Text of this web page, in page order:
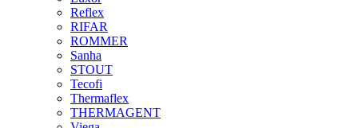
Reflex
RIFAR
ROMMER
Sanha
STOUT
Tecofi
Thermaflex
THERMAGENT